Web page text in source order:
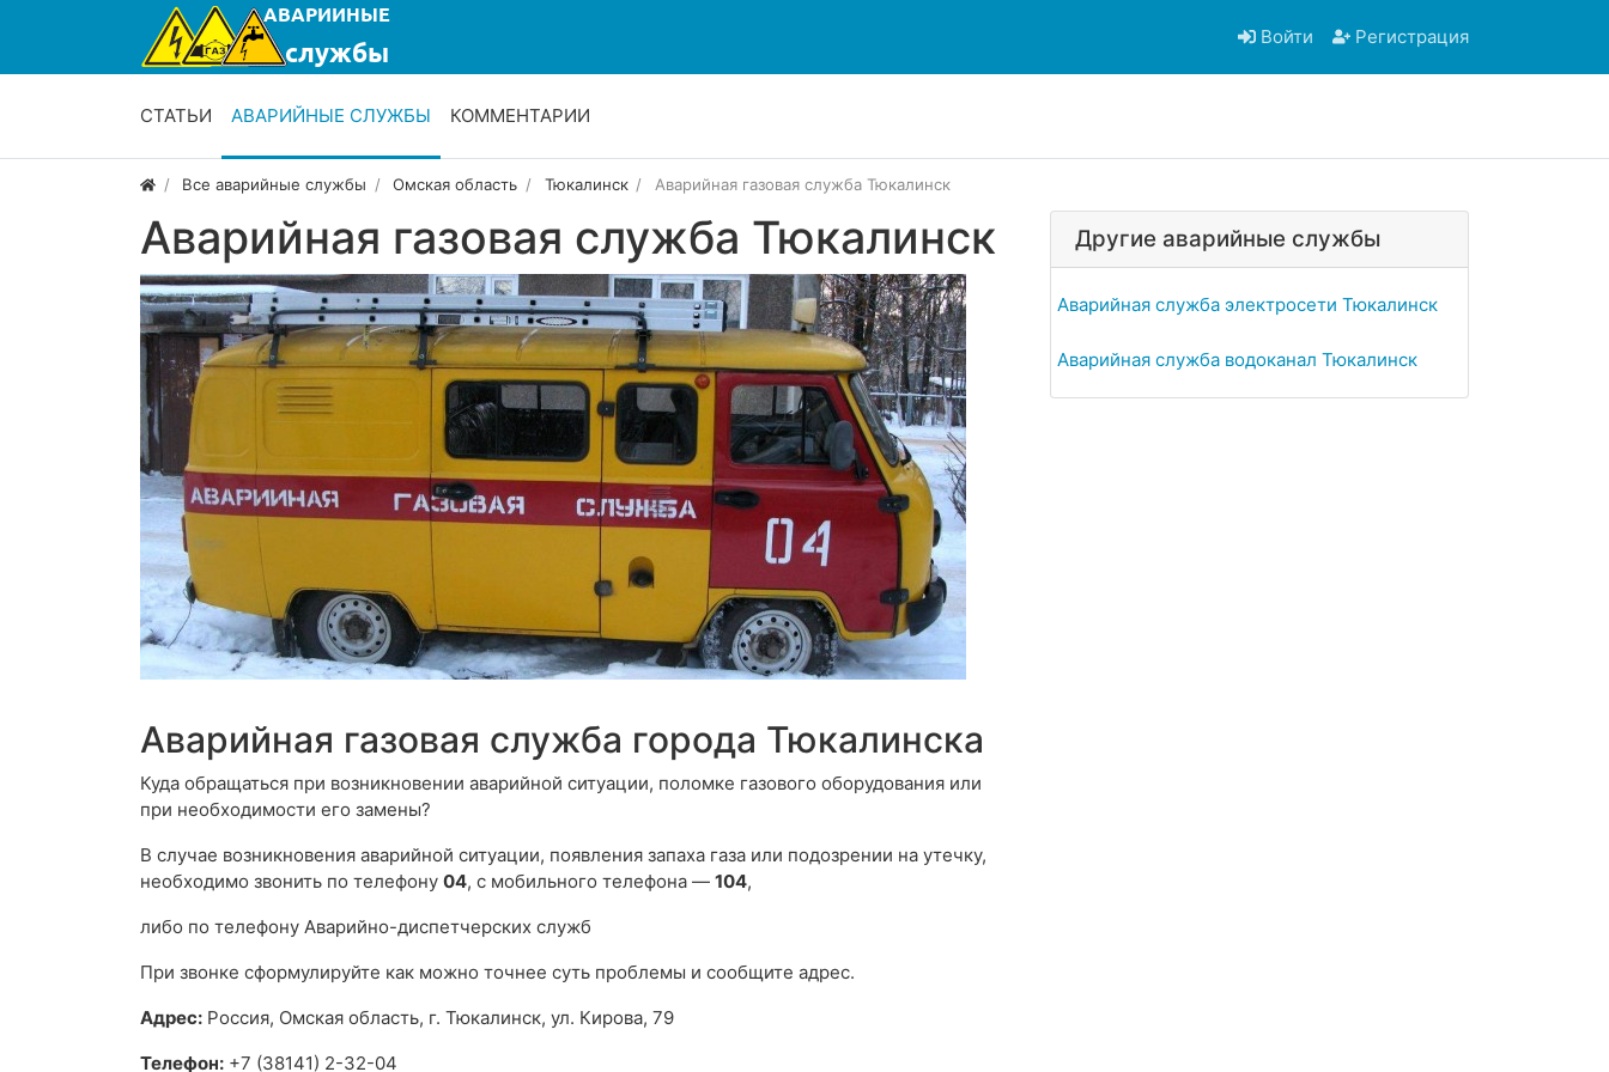
Войти Регистрация
СТАТЬИ АВАРИЙНЫЕ СЛУЖБЫ КОММЕНТАРИИ
Все аварийные службы Омская область Тюкалинск Аварийная газовая служба Тюкалинск
Аварийная газовая служба Тюкалинск
Аварийная газовая служба города Тюкалинска
Куда обращаться при возникновении аварийной ситуации, поломке газового оборудования или
при необходимости его замены?
В случае возникновения аварийной ситуации, появления запаха газа или подозрении на утечку,
необходимо звонить по телефону 04, с мобильного телефона — 104,
либо по телефону Аварийно-диспетчерских служб
При звонке сформулируйте как можно точнее суть проблемы и сообщите адрес.
Адрес: Россия, Омская область, г. Тюкалинск, ул. Кирова, 79
Телефон: +7 (38141) 2-32-04
Другие аварийные службы
Аварийная служба электросети Тюкалинск
Аварийная служба водоканал Тюкалинск